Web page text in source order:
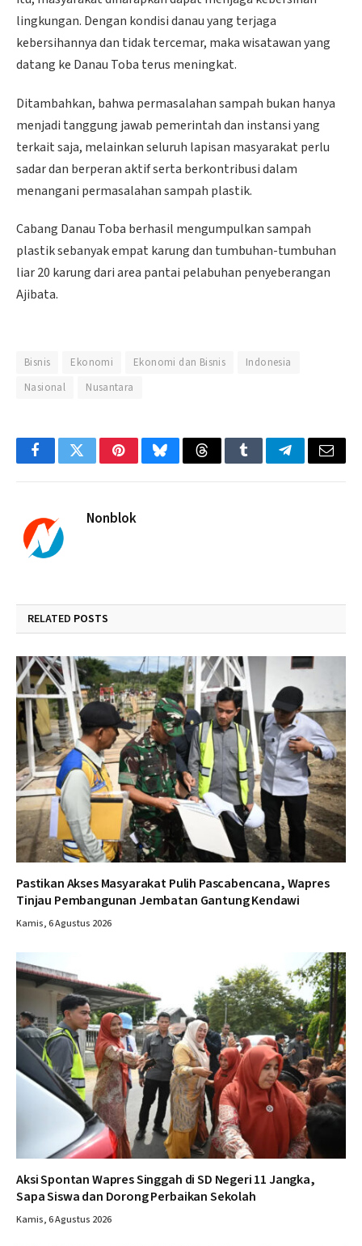
lingkungan. Dengan kondisi danau yang terjaga
kebersihannya dan tidak tercemar, maka wisatawan yang
datang ke Danau Toba terus meningkat.
Ditambahkan, bahwa permasalahan sampah bukan hanya
menjadi tanggung jawab pemerintah dan instansi yang
terkait saja, melainkan seluruh lapisan masyarakat perlu
sadar dan berperan aktif serta berkontribusi dalam
menangani permasalahan sampah plastik.
Cabang Danau Toba berhasil mengumpulkan sampah
plastik sebanyak empat karung dan tumbuhan-tumbuhan
liar 20 karung dari area pantai pelabuhan penyeberangan
Ajibata.
Bisnis Ekonomi Ekonomi dan Bisnis
Indonesia
Nasional
Nusantara
FacebookTwitterPinterestBlueskyThreadsTumblrTelegramEmail
Nonblok
RELATED POSTS
Pastikan Akses Masyarakat Pulih Pascabencana, Wapres
Tinjau Pembangunan Jembatan Gantung Kendawi
Kamis, 6 Agustus 2026
Aksi Spontan Wapres Singgah di SD Negeri 11 Jangka,
Sapa Siswa dan Dorong Perbaikan Sekolah
Kamis, 6 Agustus 2026